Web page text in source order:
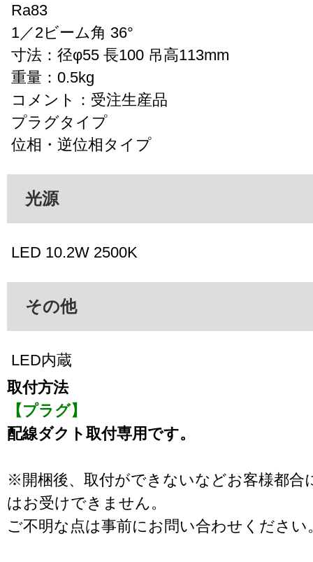
Ra83
1／2ビーム角 36°
寸法：径φ55 長100 吊高113mm
重量：0.5kg
コメント：受注生産品
プラグタイプ
位相・逆位相タイプ
光源
LED 10.2W 2500K
その他
LED内蔵
取付方法
【プラグ】
配線ダクト取付専用です。
※開梱後、取付ができないなどお客様都合
はお受けできません。
ご不明な点は事前にお問い合わせください